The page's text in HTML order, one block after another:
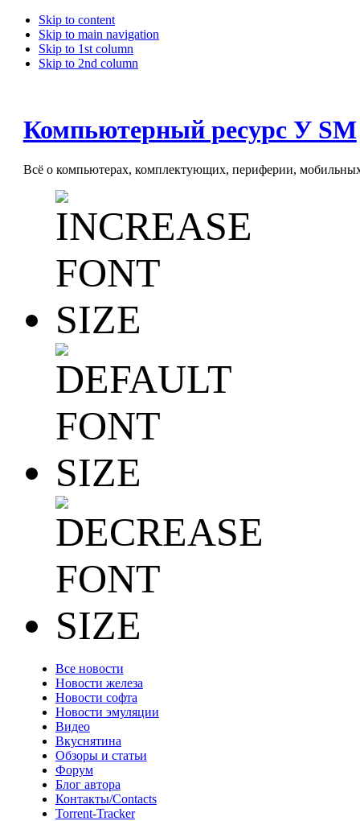
Skip to content
Skip to main navigation
Skip to 1st column
Skip to 2nd column
Компьютерный ресурс У SM
Всё о компьютерах, комплектующих, периферии, мобильных
Все новости
Новости железа
Новости софта
Новости эмуляции
Видео
Вкуснятина
Обзоры и статьи
Форум
Блог автора
Контакты/Contacts
Torrent-Tracker